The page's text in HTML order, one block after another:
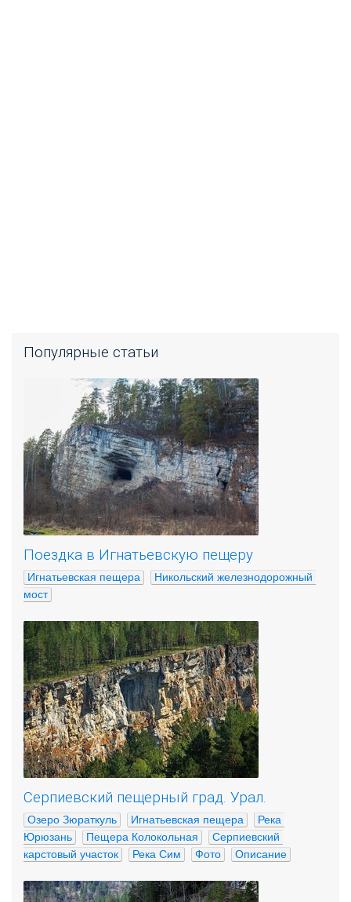
Популярные статьи
Поездка в Игнатьевскую пещеру
Игнатьевская пещера
Никольский железнодорожный
мост
Серпиевский пещерный град. Урал.
Озеро Зюраткуль Игнатьевская пещера
Река
Юрюзань
Пещера Колокольная
Серпиевский
карстовый участок
Река Сим Фото Описание